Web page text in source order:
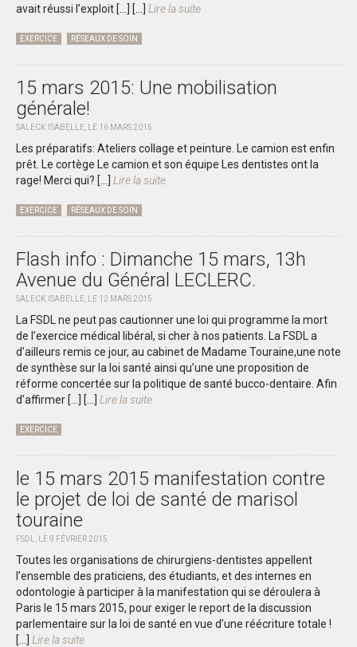
avait réussi l’exploit […]
[...] Lire la suite
EXERCICE RÉSEAUX DE SOIN
15 mars 2015: Une mobilisation
générale!
SALECK.ISABELLE, LE 16 MARS 2015
Les préparatifs: Ateliers collage et peinture. Le camion est enfin
prêt. Le cortège Le camion et son équipe Les dentistes ont la
rage! Merci qui? [...] Lire la suite
EXERCICE RÉSEAUX DE SOIN
Flash info : Dimanche 15 mars, 13h
Avenue du Général LECLERC.
SALECK.ISABELLE, LE 12 MARS 2015
La FSDL ne peut pas cautionner une loi qui programme la mort
de l’exercice médical libéral, si cher à nos patients. La FSDL a
d’ailleurs remis ce jour, au cabinet de Madame Touraine,une note
de synthèse sur la loi santé ainsi qu’une une proposition de
réforme concertée sur la politique de santé bucco-dentaire. Afin
d’affirmer […]
[...] Lire la suite
EXERCICE
le 15 mars 2015 manifestation contre
le projet de loi de santé de marisol
touraine
FSDL, LE 9 FÉVRIER 2015
Toutes les organisations de chirurgiens-dentistes appellent
l’ensemble des praticiens, des étudiants, et des internes en
odontologie à participer à la manifestation qui se déroulera à
Paris le 15 mars 2015, pour exiger le report de la discussion
parlementaire sur la loi de santé en vue d’une réécriture totale !
[...] Lire la suite